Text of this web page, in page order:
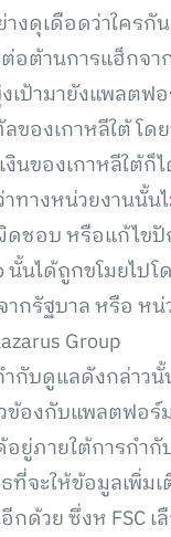
งดุเดือดว่าใครกั
อต้านการแฮ็กจา
เป้ามายังแพลตฟ
ของเกาหลีใต้ โด
นของเกาหลีใต้ก็
ทางหน่วยงานนั้น
ดชอบ หรือแก้ไข
นได้ถูกขโมยไปโ
กรัฐบาล หรือ หน่
Group
กับดูแลดังกล่าว
ข้องกับแพลตฟอร์
อยู่ภายใต้การกำ
ที่จะให้ข้อมูลเพิ่มเ
ด้วย ซึ่งห FSC เ